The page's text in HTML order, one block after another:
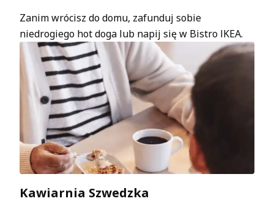
Zanim wrócisz do domu, zafunduj sobie
niedrogiego hot doga lub napij się w Bistro IKEA.
Kawiarnia Szwedzka